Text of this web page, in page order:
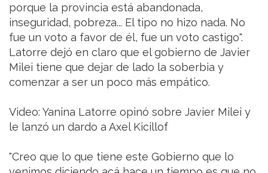
porque la provincia está abandonada,
inseguridad, pobreza... El tipo no hizo nada. No
fue un voto a favor de él, fue un voto castigo".
Latorre dejó en claro que el gobierno de Javier
Milei tiene que dejar de lado la soberbia y
comenzar a ser un poco más empático.
Video: Yanina Latorre opinó sobre Javier Milei y
le lanzó un dardo a Axel Kicillof
"Creo que lo que tiene este Gobierno que lo